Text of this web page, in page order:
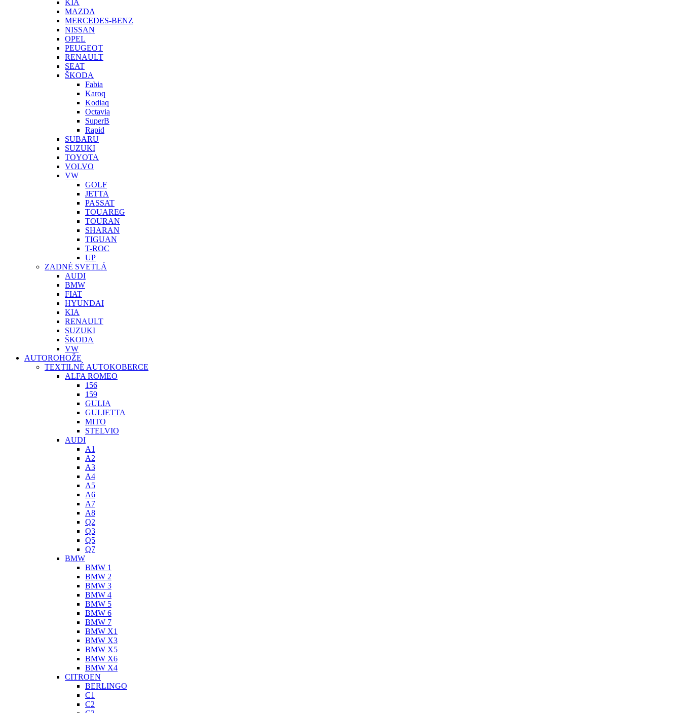
KIA
MAZDA
MERCEDES-BENZ
NISSAN
OPEL
PEUGEOT
RENAULT
SEAT
ŠKODA
Fabia
Karoq
Kodiaq
Octavia
SuperB
Rapid
SUBARU
SUZUKI
TOYOTA
VOLVO
VW
GOLF
JETTA
PASSAT
TOUAREG
TOURAN
SHARAN
TIGUAN
T-ROC
UP
ZADNÉ SVETLÁ
AUDI
BMW
FIAT
HYUNDAI
KIA
RENAULT
SUZUKI
ŠKODA
VW
AUTOROHOŽE
TEXTILNÉ AUTOKOBERCE
ALFA ROMEO
156
159
GULIA
GULIETTA
MITO
STELVIO
AUDI
A1
A2
A3
A4
A5
A6
A7
A8
Q2
Q3
Q5
Q7
BMW
BMW 1
BMW 2
BMW 3
BMW 4
BMW 5
BMW 6
BMW 7
BMW X1
BMW X3
BMW X5
BMW X6
BMW X4
CITROEN
BERLINGO
C1
C2